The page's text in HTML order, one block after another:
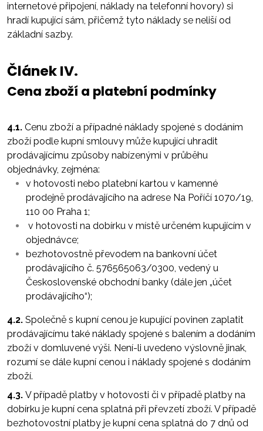
internetové připojení, náklady na telefonní hovory) si
hradí kupující sám, přičemž tyto náklady se neliší od
základní sazby.
Článek IV.
Cena zboží a platební podmínky
4.1. Cenu zboží a případné náklady spojené s dodáním
zboží podle kupní smlouvy může kupující uhradit
prodávajícímu způsoby nabízenými v průběhu
objednávky, zejména:
v hotovosti nebo platební kartou v kamenné
prodejně prodávajícího na adrese Na Poříčí 1070/19,
110 00 Praha 1;
v hotovosti na dobírku v místě určeném kupujícím v
objednávce;
bezhotovostně převodem na bankovní účet
prodávajícího č. 576565063/0300, vedený u
Československé obchodní banky (dále jen „účet
prodávajícího“);
4.2. Společně s kupní cenou je kupující povinen zaplatit
prodávajícímu také náklady spojené s balením a dodáním
zboží v domluvené výši. Není-li uvedeno výslovně jinak,
rozumí se dále kupní cenou i náklady spojené s dodáním
zboží.
4.3. V případě platby v hotovosti či v případě platby na
dobírku je kupní cena splatná při převzetí zboží. V případě
bezhotovostní platby je kupní cena splatná do 7 dnů od